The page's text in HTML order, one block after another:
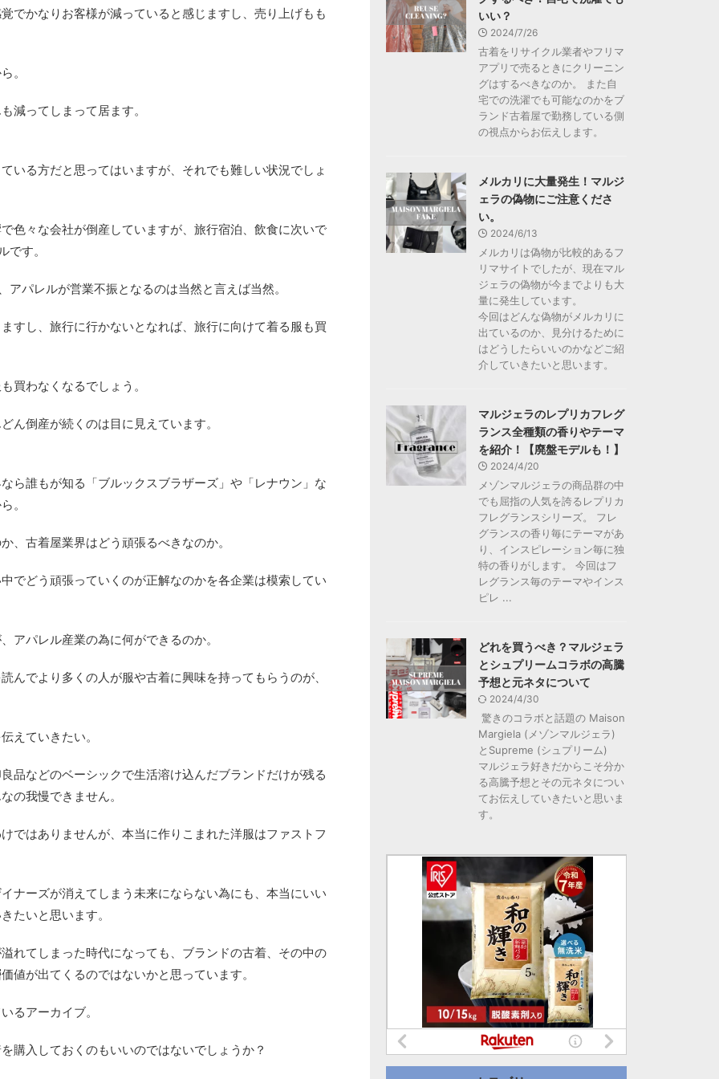
でかなりお客様が減っていると感じますし、売り上げもも
。
減ってしまって居ます。
いる方だと思ってはいますが、それでも難しい状況でしょ
色々な会社が倒産していますが、旅行宿泊、飲食に次いで
す。
パレルが営業不振となるのは当然と言えば当然。
すし、旅行に行かないとなれば、旅行に向けて着る服も買
買わなくなるでしょう。
ん倒産が続くのは目に見えています。
ら誰もが知る「ブルックスブラザーズ」や「レナウン」な
。
、古着屋業界はどう頑張るべきなのか。
でどう頑張っていくのが正解なのかを各企業は模索してい
アパレル産業の為に何ができるのか。
んでより多くの人が服や古着に興味を持ってもらうのが、
えていきたい。
品などのベーシックで生活溶け込んだブランドだけが残る
の我慢できません。
ではありませんが、本当に作りこまれた洋服はファストフ
ナーズが消えてしまう未来にならない為にも、本当にいい
たいと思います。
れてしまった時代になっても、ブランドの古着、その中の
値が出てくるのではないかと思っています。
るアーカイブ。
購入しておくのもいいのではないでしょうか？
いい？
2024/7/26
古着をリサイクル業者やフリマ
アプリで売るときにクリーニン
グはするべきなのか。 また自
宅での洗濯でも可能なのかをブ
ランド古着屋で勤務している側
の視点からお伝えします。
メルカリに大量発生！マルジ
ェラの偽物にご注意くださ
い。
2024/6/13
メルカリは偽物が比較的あるフ
リマサイトでしたが、現在マル
ジェラの偽物が今までよりも大
量に発生しています。
今回はどんな偽物がメルカリに
出ているのか、見分けるために
はどうしたらいいのかなどご紹
介していきたいと思います。
マルジェラのレプリカフレグ
ランス全種類の香りやテーマ
を紹介！【廃盤モデルも！】
2024/4/20
メゾンマルジェラの商品群の中
でも屈指の人気を誇るレプリカ
フレグランスシリーズ。 フレ
グランスの香り毎にテーマがあ
り、インスピレーション毎に独
特の香りがします。 今回はフ
レグランス毎のテーマやインス
ピレ ...
どれを買うべき？マルジェラ
とシュプリームコラボの高騰
予想と元ネタについて
2024/4/30
驚きのコラボと話題の Maison
Margiela (メゾンマルジェラ)
とSupreme (シュプリーム)
マルジェラ好きだからこそ分か
る高騰予想とその元ネタについ
てお伝えしていきたいと思いま
す。